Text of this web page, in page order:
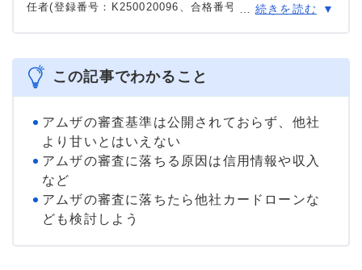
任者(登録番号：K250020096、合格番号：第F241000177
ン、FX、不動産、保険など、多くの金融領域における情報
メディアの編集・監修に携わり、実績は計2000本以上。ロ
ーン利用者へのインタビューなども多数実施し、専門知識
＞＞公式ページ
続きを読む
この記事でわかること
アムザの審査基準は公開されておらず、他社
より甘いとはいえない
アムザの審査に落ちる原因は信用情報や収入
など
アムザの審査に落ちたら他社カードローンな
ども検討しよう